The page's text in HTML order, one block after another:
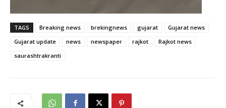
TAGS Breaking news brekingnews gujarat
Gujarat news
Gujarat update
news newspaper rajkot
Rajkot news
saurashtrakranti